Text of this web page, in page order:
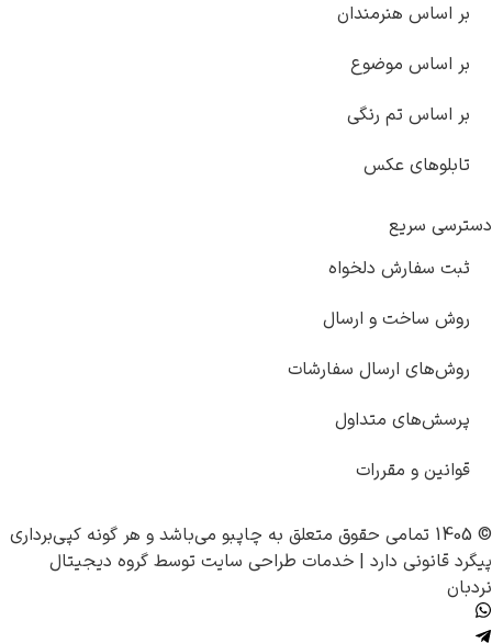
بر اساس هنرمندان
بر اساس موضوع
بر اساس تم رنگی
تابلوهای عکس
دسترسی سریع
ثبت سفارش دلخواه
روش ساخت و ارسال
روش‌های ارسال سفارشات
پرسش‌های متداول
قوانین و مقررات
© 1405 تمامی حقوق متعلق به چاپبو می‌باشد و هر گونه کپی‌برداری
پیگرد قانونی دارد | خدمات طراحی سایت توسط گروه دیجیتال
نردبان